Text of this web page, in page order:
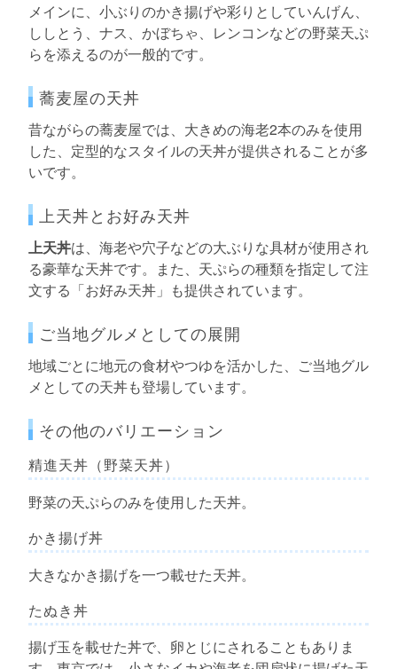
メインに、小ぶりのかき揚げや彩りとしていんげん、
ししとう、ナス、かぼちゃ、レンコンなどの野菜天ぷ
らを添えるのが一般的です。
蕎麦屋の天丼
昔ながらの蕎麦屋では、大きめの海老2本のみを使用
した、定型的なスタイルの天丼が提供されることが多
いです。
上天丼とお好み天丼
上天丼は、海老や穴子などの大ぶりな具材が使用され
る豪華な天丼です。また、天ぷらの種類を指定して注
文する「お好み天丼」も提供されています。
ご当地グルメとしての展開
地域ごとに地元の食材やつゆを活かした、ご当地グル
メとしての天丼も登場しています。
その他のバリエーション
精進天丼（野菜天丼）
野菜の天ぷらのみを使用した天丼。
かき揚げ丼
大きなかき揚げを一つ載せた天丼。
たぬき丼
揚げ玉を載せた丼で、卵とじにされることもありま